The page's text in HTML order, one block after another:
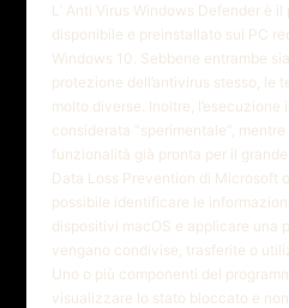
L’ Anti Virus Windows Defender è
disponibile e preinstallato sui PC
Windows 10. Sebbene entrambe
protezione dell’antivirus stesso, le
molto diverse. Inoltre, l’esecuzione
considerata “sperimentale”,
funzionalità già pronta per il
Data Loss Prevention di Microsoft
possibile identificare le
dispositivi macOS e applicare una
vengano condivise, trasferite o
Uno o più componenti del
visualizzare lo stato bloccato e